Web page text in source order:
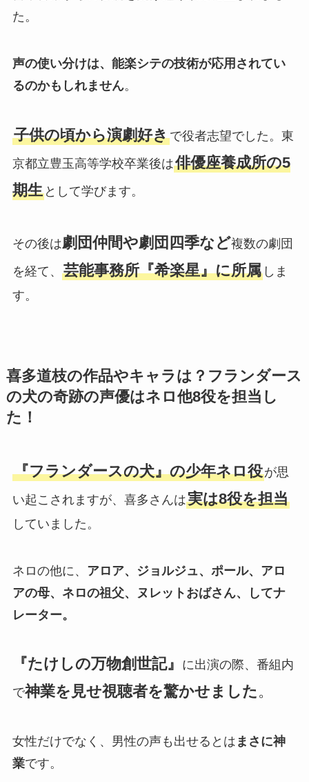
た。
声の使い分けは、能楽シテの技術が応用されてい
るのかもしれません。
子供の頃から演劇好きで役者志望でした。東
京都立豊玉高等学校卒業後は俳優座養成所の5
期生として学びます。
その後は劇団仲間や劇団四季など複数の劇団
を経て、 芸能事務所『希楽星』に所属しま
す。
喜多道枝の作品やキャラは？フランダース
の犬の奇跡の声優はネロ他8役を担当し
た！
『フランダースの犬』の少年ネロ役が思
い起こされますが、喜多さんは実は8役を担当
していました。
ネロの他に、 アロア、ジョルジュ、ポール、アロ
アの母、ネロの祖父、ヌレットおばさん、してナ
レーター。
『たけしの万物創世記』
に出演の際、番組内
で神業を見せ視聴者を驚かせました 。
女性だけでなく、男性の声も出せるとは まさに神
業です。